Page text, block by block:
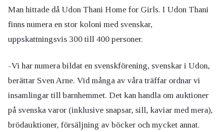
Man hittade då Udon Thani Home for Girls. I Udon Thani
finns numera en stor koloni med svenskar,
uppskattningsvis 300 till 400 personer.
-Vi har numera bildat en svenskförening, svenskar i Udon,
berättar Sven Arne. Vid många av våra träffar ordnar vi
insamlingar till barnhemmet. Det kan handla om auktioner
på svenska varor (inklusive snapsar, sill, kaviar med mera),
brödauktioner, försäljning av böcker och mycket annat.